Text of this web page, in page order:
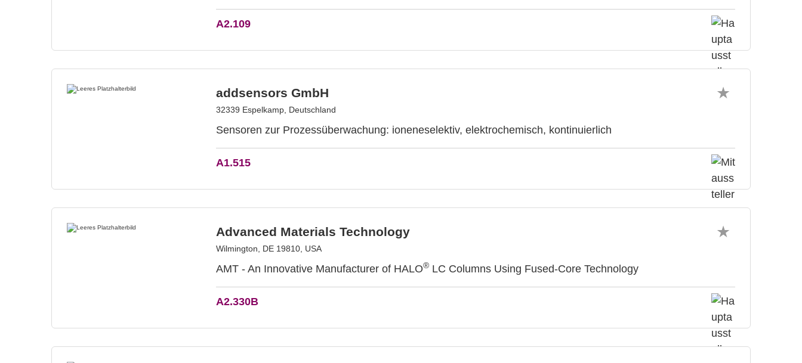
A2.109
addsensors GmbH
32339 Espelkamp, Deutschland
Sensoren zur Prozessüberwachung: ioneneselektiv, elektrochemisch, kontinuierlich
A1.515
Advanced Materials Technology
Wilmington, DE 19810, USA
AMT - An Innovative Manufacturer of HALO® LC Columns Using Fused-Core Technology
A2.330B